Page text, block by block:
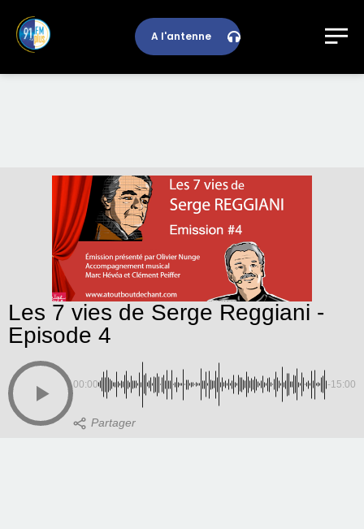
A l'antenne
Les 7 vies de Serge Reggiani -
Episode 4
00:00 -15:00